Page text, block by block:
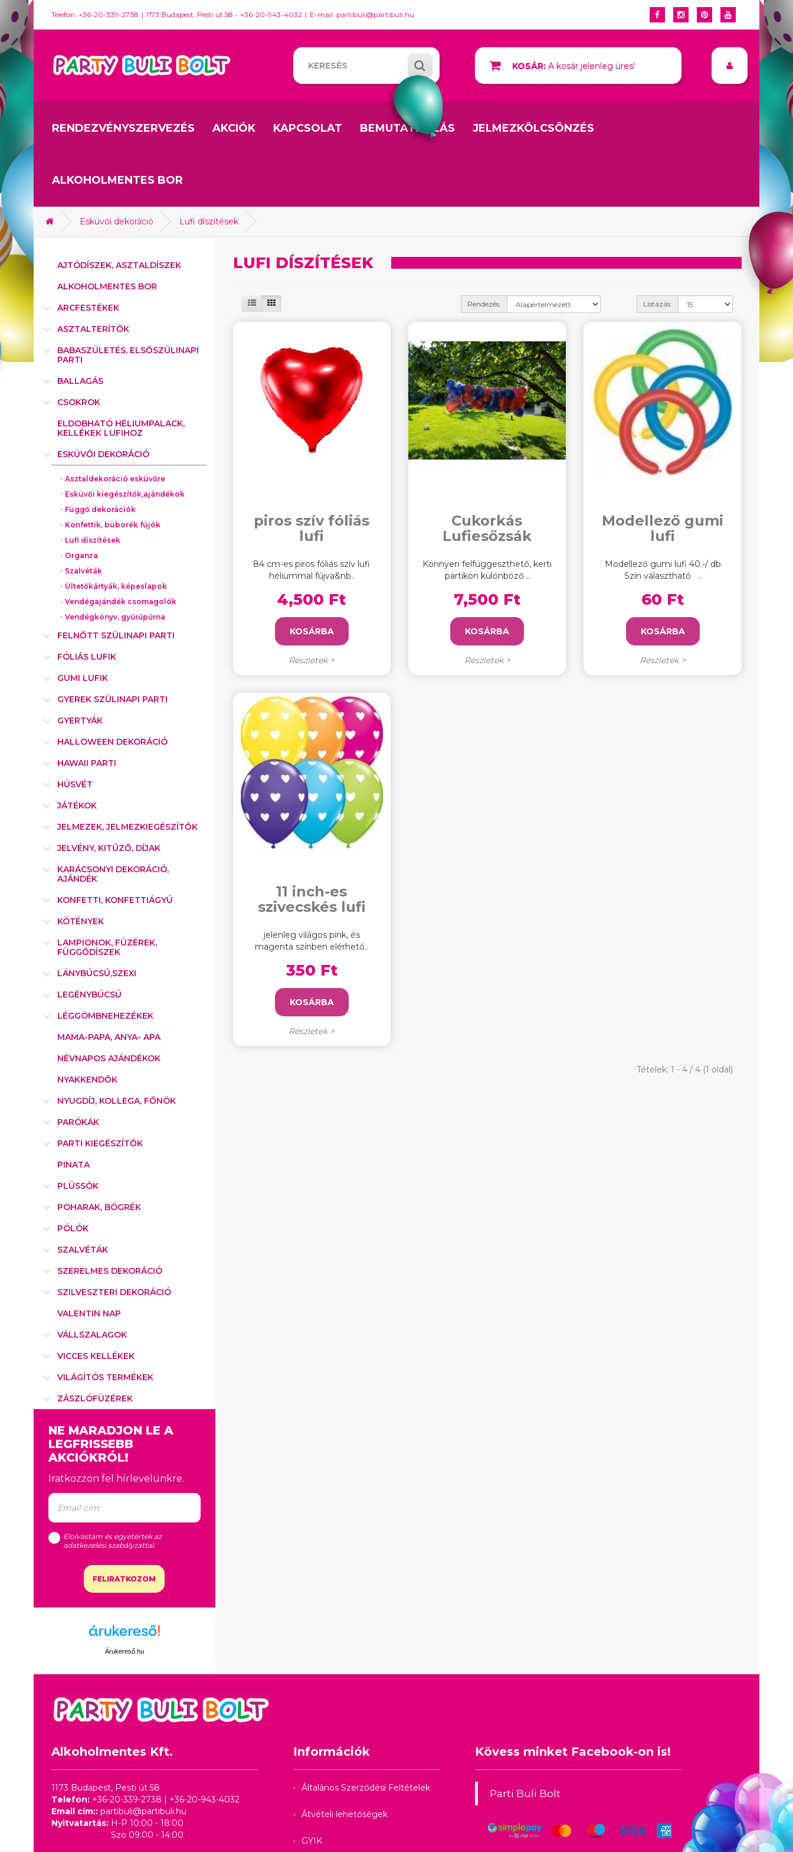
Telefon: +36-20-339-2738 1173 Budapest, Pesti út 58 +36-20-943-4032 E-mail: partibuli@partibuli.hu
KOSÁR: A kosár jelenleg üres!
RENDEZVÉNYSZERVEZÉS AKCIÓK KAPCSOLAT BEMUTATKOZÁS JELMEZKÖLCSÖNZÉS
ALKOHOLMENTES BOR
Esküvői dekoráció Lufi díszítések
AJTÓDÍSZEK, ASZTALDÍSZEK
ALKOHOLMENTES BOR
ARCFESTÉKEK
ASZTALTERÍTŐK
BABASZÜLETÉS, ELSŐSZÜLINAPI
PARTI
BALLAGÁS
CSOKROK
ELDOBHATÓ HÉLIUMPALACK,
KELLÉKEK LUFIHOZ
ESKÜVŐI DEKORÁCIÓ
Asztaldekoráció esküvőre
Esküvői kiegészítők,ajándékok
Függő dekorációk
Konfettik, buborék fújók
Lufi díszítések
Organza
Szalvéták
Ültetőkártyák, képeslapok
Vendégajándék csomagolók
Vendégkönyv, gyűrűpűrna
FELNŐTT SZÜLINAPI PARTI
FÓLIÁS LUFIK
GUMI LUFIK
GYEREK SZÜLINAPI PARTI
GYERTYÁK
HALLOWEEN DEKORÁCIÓ
HAWAII PARTI
HÚSVÉT
JÁTÉKOK
JELMEZEK, JELMEZKIEGÉSZÍTŐK
JELVÉNY, KITŰZŐ, DÍJAK
KARÁCSONYI DEKORÁCIÓ,
AJÁNDÉK
KONFETTI, KONFETTIÁGYÚ
KÖTÉNYEK
LAMPIONOK, FÜZÉREK,
FÜGGŐDÍSZEK
LÁNYBÚCSÚ,SZEXI
LEGÉNYBÚCSÚ
LÉGGÖMBNEHEZÉKEK
MAMA-PAPA, ANYA- APA
NÉVNAPOS AJÁNDÉKOK
NYAKKENDŐK
NYUGDÍJ, KOLLEGA, FŐNÖK
PARÓKÁK
PARTI KIEGÉSZÍTŐK
PINATA
PLÜSSÖK
POHARAK, BÖGRÉK
PÓLÓK
SZALVÉTÁK
SZERELMES DEKORÁCIÓ
SZILVESZTERI DEKORÁCIÓ
VALENTIN NAP
VÁLLSZALAGOK
VICCES KELLÉKEK
VILÁGÍTÓS TERMÉKEK
ZÁSZLÓFÜZÉREK
NE MARADJON LE A
LEGFRISSEBB
AKCIÓKRÓL!
Iratkozzon fel hírlevelünkre.
Elolvastam és egyetértek az
adatkezelési szabályzattal.
FELIRATKOZOM
Árukereső.hu
LUFI DÍSZÍTÉSEK
Rendezés: Listázás:
piros szív fóliás
lufi
84 cm-es piros fóliás szív lufi
héliummal fújva&nb..
4,500 Ft
KOSÁRBA
Részletek >
Cukorkás
Lufiesőzsák
Könnyen felfüggeszthető, kerti
partikon különböző ..
7,500 Ft
KOSÁRBA
Részletek >
Modellező gumi
lufi
Modellező gumi lufi 40.-/ db
Szín választható ..
60 Ft
KOSÁRBA
Részletek >
11 inch-es
szivecskés lufi
jelenleg világos pink, és
magenta színben elérhető..
350 Ft
KOSÁRBA
Részletek >
Tételek: 1 - 4 / 4 (1 oldal)
Alkoholmentes Kft.
1173 Budapest, Pesti út 58
Telefon: +36-20-339-2738 | +36-20-943-4032
Email cím:: partibuli@partibuli.hu
Nyitvatartás: H-P 10:00 - 18:00
Szo 09:00 - 14:00
Információk
Általános Szerződési Feltételek
Átvételi lehetőségek
GYIK
Kövess minket Facebook-on is!
Parti Buli Bolt